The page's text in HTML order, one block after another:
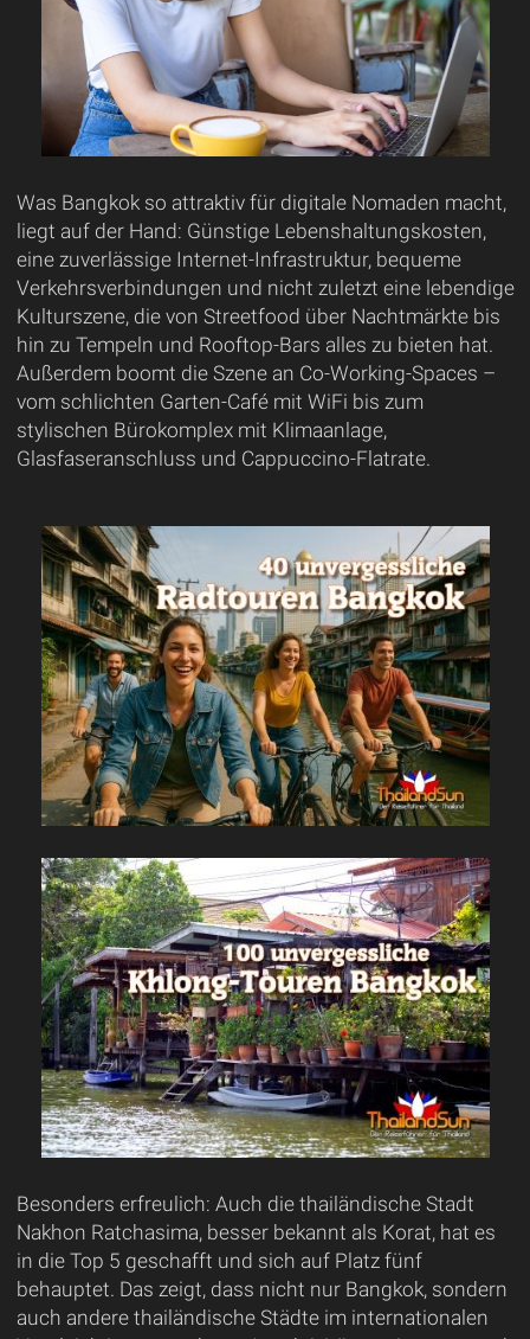
Was Bangkok so attraktiv für digitale Nomaden macht,
liegt auf der Hand: Günstige Lebenshaltungskosten,
eine zuverlässige Internet-Infrastruktur, bequeme
Verkehrsverbindungen und nicht zuletzt eine lebendige
Kulturszene, die von Streetfood über Nachtmärkte bis
hin zu Tempeln und Rooftop-Bars alles zu bieten hat.
Außerdem boomt die Szene an Co-Working-Spaces –
vom schlichten Garten-Café mit WiFi bis zum
stylischen Bürokomplex mit Klimaanlage,
Glasfaseranschluss und Cappuccino-Flatrate.
Besonders erfreulich: Auch die thailändische Stadt
Nakhon Ratchasima, besser bekannt als Korat, hat es
in die Top 5 geschafft und sich auf Platz fünf
behauptet. Das zeigt, dass nicht nur Bangkok, sondern
auch andere thailändische Städte im internationalen